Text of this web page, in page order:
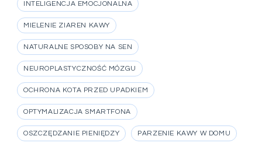
INTELIGENCJA EMOCJONALNA
MIELENIE ZIAREN KAWY
NATURALNE SPOSOBY NA SEN
NEUROPLASTYCZNOŚĆ MÓZGU
OCHRONA KOTA PRZED UPADKIEM
OPTYMALIZACJA SMARTFONA
OSZCZĘDZANIE PIENIĘDZY PARZENIE KAWY W DOMU